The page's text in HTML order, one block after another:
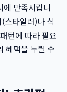
에 만족시킵니
스타일러)나 식
턴에 따라 필요
혜택을 누릴 수